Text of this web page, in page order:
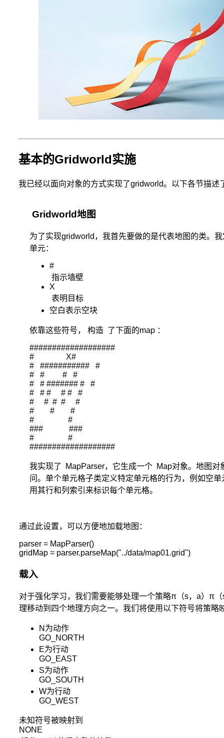
理
的
随
动
系
统
夫
决
基本的Gridworld实施
我已经以面向对象的方式实现了gridworld。以下各节描述
Gridworld地图
为了实现gridworld，我首先要做的是代表地图的类。
单元：
#
指示墙壁
X
表明目标
空白表示空块
依靠这些符号， 构造 了下面的map：
###################
#                X#
#   ###########   #
#   #         #   #
#   # ####### #   #
#   # #     # #   #
#     #  #  #     #
#        #        #
#                 #
###             ###
#                 #
###################
我实现了 MapParser，它生成一个 Map对象。地图
问。单个单元格子类定义特定单元格的行为，例如空
用其行和列索引来标识每个单元格。
通过此设置，可以方便地加载地图：
parser = MapParser()
gridMap = parser.parseMap("../data/map01.grid")
载入
对于强化学习，我们需要能够处理一个策略π（s，a）π
理移动到四个地理方向之一。我们将使用以下符号将策略
N为动作
GO_NORTH
E为行动
GO_EAST
S为动作
GO_SOUTH
W为行动
GO_WEST
未知符号被映射到
NONE